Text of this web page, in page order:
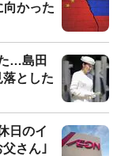
かった
…島田
とした
日のイ
さん｣